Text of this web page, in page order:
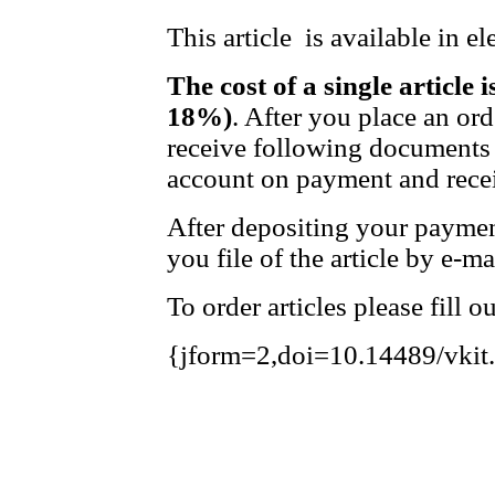
This article is available in
The cost of a single article
18%). After you place an
receive following
account on payment and
After depositing your
you file of the article by e-
To order articles please fill
{jform=2,doi=10.14489/